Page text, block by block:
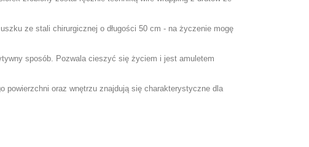
ze stali chirurgicznej o długości 50 cm - na życzenie mogę
sposób. Pozwala cieszyć się życiem i jest amuletem
powierzchni oraz wnętrzu znajdują się charakterystyczne dla